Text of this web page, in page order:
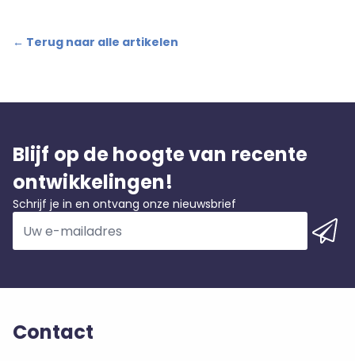
← Terug naar alle artikelen
Blijf op de hoogte van recente
ontwikkelingen!
Schrijf je in en ontvang onze nieuwsbrief
Contact